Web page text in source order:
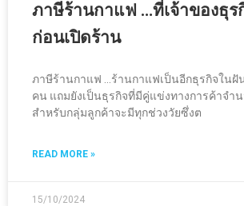
ภาษีร้านกาแฟ …ที่เจ้าของธุร
ก่อนเปิดร้าน
ภาษีร้านกาแฟ …ร้านกาแฟเป็นอีกธุรกิจในฝั
คน แถมยังเป็นธุรกิจที่มีคู่แข่งทางการค้าจำ
สำหรับกลุ่มลูกค้าจะมีทุกช่วงวัยซึ่งต
READ MORE »
15/10/2024